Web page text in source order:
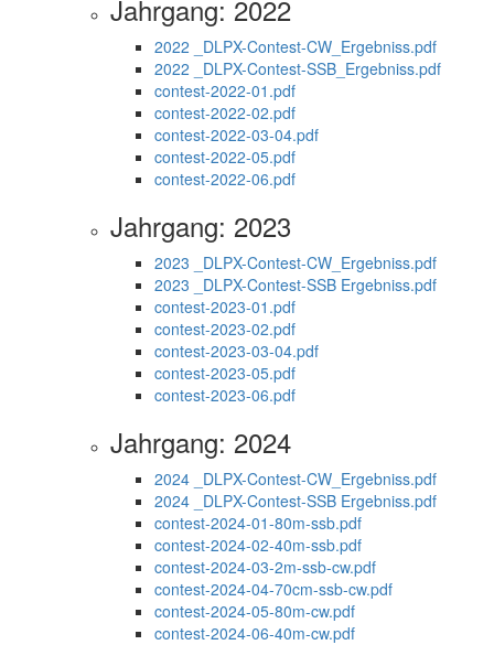
Jahrgang: 2022
2022 _DLPX-Contest-CW_Ergebniss.pdf
2022 _DLPX-Contest-SSB_Ergebniss.pdf
contest-2022-01.pdf
contest-2022-02.pdf
contest-2022-03-04.pdf
contest-2022-05.pdf
contest-2022-06.pdf
Jahrgang: 2023
2023 _DLPX-Contest-CW_Ergebniss.pdf
2023 _DLPX-Contest-SSB Ergebniss.pdf
contest-2023-01.pdf
contest-2023-02.pdf
contest-2023-03-04.pdf
contest-2023-05.pdf
contest-2023-06.pdf
Jahrgang: 2024
2024 _DLPX-Contest-CW_Ergebniss.pdf
2024 _DLPX-Contest-SSB Ergebniss.pdf
contest-2024-01-80m-ssb.pdf
contest-2024-02-40m-ssb.pdf
contest-2024-03-2m-ssb-cw.pdf
contest-2024-04-70cm-ssb-cw.pdf
contest-2024-05-80m-cw.pdf
contest-2024-06-40m-cw.pdf